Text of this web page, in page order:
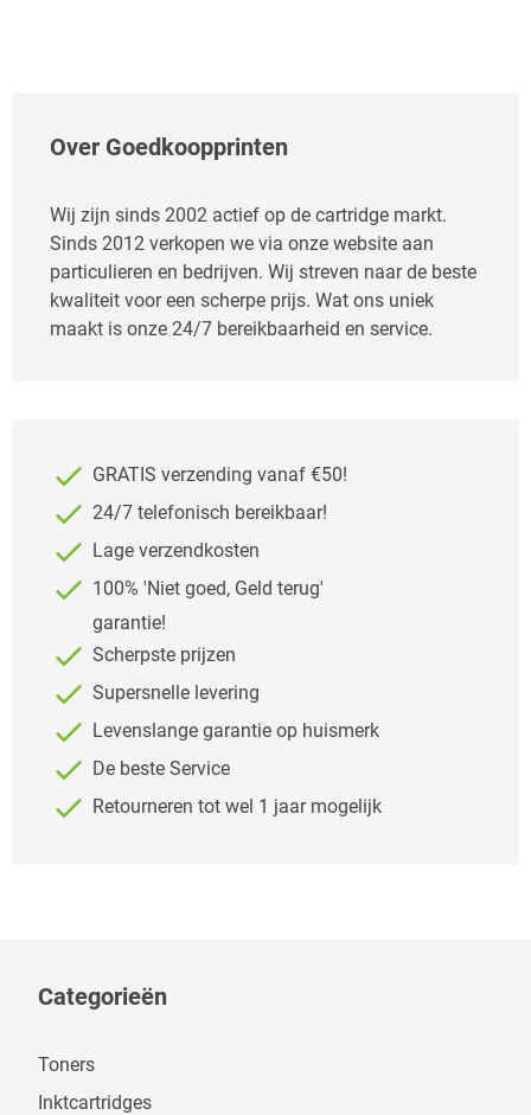
Over Goedkoopprinten
Wij zijn sinds 2002 actief op de cartridge markt.
Sinds 2012 verkopen we via onze website aan
particulieren en bedrijven. Wij streven naar de beste
kwaliteit voor een scherpe prijs. Wat ons uniek
maakt is onze 24/7 bereikbaarheid en service.
GRATIS verzending vanaf €50!
24/7 telefonisch bereikbaar!
Lage verzendkosten
100% 'Niet goed, Geld terug'
garantie!
Scherpste prijzen
Supersnelle levering
Levenslange garantie op huismerk
De beste Service
Retourneren tot wel 1 jaar mogelijk
Categorieën
Toners
Inktcartridges